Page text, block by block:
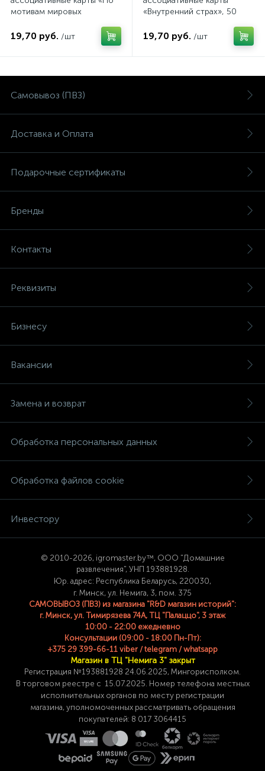
мотивам мировых
19,70 руб. /шт
«Внутренний страх», 50
19,70 руб. /шт
Самовывоз (ПВЗ)
Доставка и Оплата
Подарочные сертификаты
Бренды
Контакты
Реквизиты
Бизнесу
Вакансии
Замена и возврат
Обработка персональных данных
Обработка файлов cookie
Инвестору
© 2010-2026, igromaster.by™, ООО "Домашние
развлечения", УНП 193881928.
Юр. адрес: Республика Беларусь, 220030,
г. Минск, ул. Немига, 3, пом. 375
САМОВЫВОЗ (ПВЗ) из магазина "R&D магазин историй":
г. Минск, ул. Тимирязева 74A, ТЦ "Палаццо", 3 этаж
10:00 - 22:00 ежедневно
Консультации (09:00 - 18:00 Пн-Пт):
+375 29 399-66-11 viber / telegram / whatsapp
Магазин в ТЦ "Немига 3" закрыт
Регистрация №193881928 24 .06.2025, Мингорисполком.
В торговом реестре с 15.07.2025. Номер телефона местных
исполнительных органов по месту регистрации
магазина,уполномоченных рассматривать обращения
покупателей: 8 017 3064415